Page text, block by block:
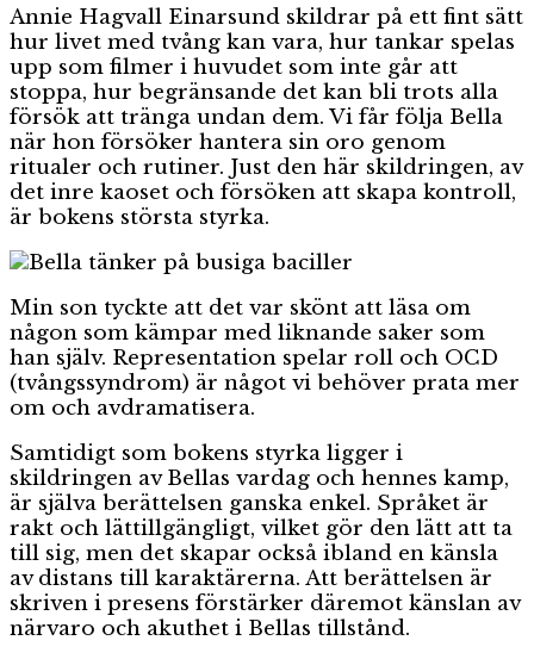
Annie Hagvall Einarsund skildrar på ett fint sätt
hur livet med tvång kan vara, hur tankar spelas
upp som filmer i huvudet som inte går att
stoppa, hur begränsande det kan bli trots alla
försök att tränga undan dem. Vi får följa Bella
när hon försöker hantera sin oro genom
ritualer och rutiner. Just den här skildringen, av
det inre kaoset och försöken att skapa kontroll,
är bokens största styrka.
Min son tyckte att det var skönt att läsa om
någon som kämpar med liknande saker som
han själv. Representation spelar roll och OCD
(tvångssyndrom) är något vi behöver prata mer
om och avdramatisera.
Samtidigt som bokens styrka ligger i
skildringen av Bellas vardag och hennes kamp,
är själva berättelsen ganska enkel. Språket är
rakt och lättillgängligt, vilket gör den lätt att ta
till sig, men det skapar också ibland en känsla
av distans till karaktärerna. Att berättelsen är
skriven i presens förstärker däremot känslan av
närvaro och akuthet i Bellas tillstånd.